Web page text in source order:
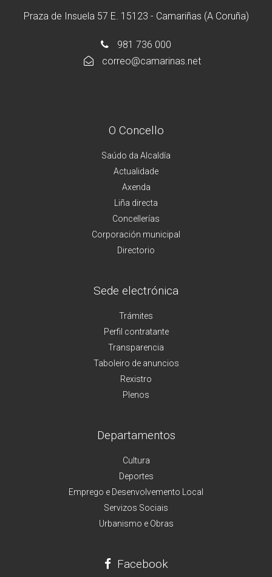
Praza de Insuela 57 E. 15123 - Camariñas (A Coruña)
981 736 000
correo@camarinas.net
O Concello
Saúdo da Alcaldía
Actualidade
Axenda
Liña directa
Concellerías
Corporación municipal
Directorio
Sede electrónica
Trámites
Perfil contratante
Transparencia
Taboleiro de anuncios
Rexistro
Plenos
Departamentos
Cultura
Deportes
Emprego e Desenvolvemento Local
Servizos Sociais
Urbanismo e Obras
Facebook